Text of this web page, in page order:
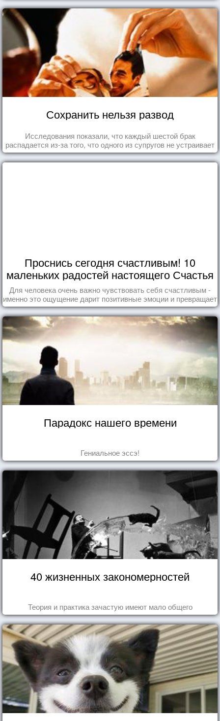
Сохранить нельзя развод
Исследования показали, что каждый шестой брак
распадается из-за того, что одного из супругов не устраивает
та роль, которая выпала ему в семье.
Проснись сегодня счастливым! 10
маленьких радостей настоящего Счастья
Для человека очень важно чувствовать себя счастливым -
именно это ощущение дарит позитивные эмоции и превращает
каждый день в маленький праздник.
Парадокс нашего времени
Гениальное эссэ!
40 жизненных закономерностей
Теория и практика зачастую имеют мало общего